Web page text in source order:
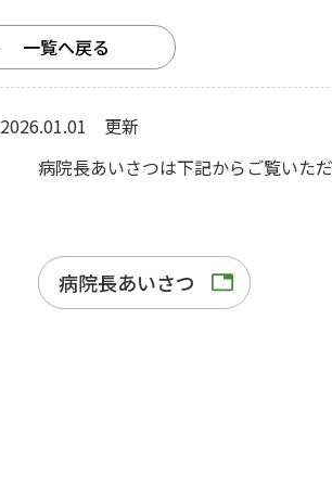
一覧へ戻る
2026.01.01 更新
病院長あいさつは下記からご覧いた
病院長あいさつ